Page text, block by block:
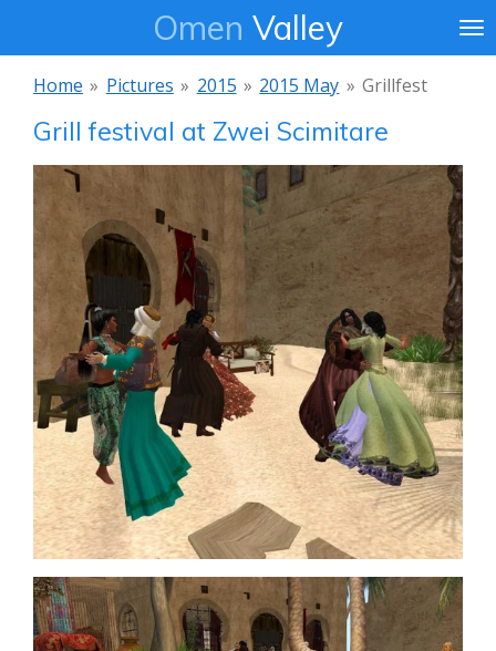
naar
hoofdinhoud
Omen Valley
Home » Pictures » 2015 » 2015 May » Grillfest
Grill festival at Zwei Scimitare